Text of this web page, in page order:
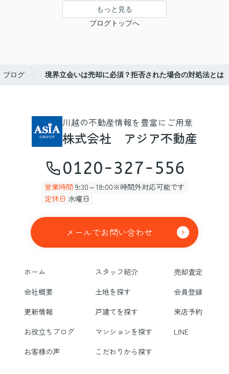
もっと見る
ブログトップへ
ブログ 境界立会いは売却に必須？拒否された場合の対処法とは
川越の不動産情報を豊富にご用意
株式会社 アジア不動産
0120-327-556
営業時間 9:30～18:00※時間外対応可能です
定休日 水曜日
メールでお問い合わせ
ホーム スタッフ紹介
売却査定
会社概要
土地を探す
会員登録
更新情報
戸建てを探す
来店予約
お役立ちブログ
マンションを探す
LINE
お客様の声
こだわりから探す